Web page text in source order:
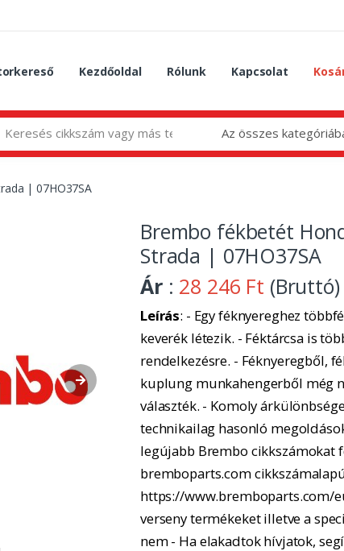
Kezdőoldal Rólunk Kapcsolat
Az összes
| 07HO37SA
Brembo fékbetét
Strada | 07HO37SA
Ár : 28 246 Ft (Bruttó)
Leírás: - Egy féknyereghez
keverék létezik. - Féktárcsa is
rendelkezésre. - Féknyeregből,
kuplung munkahengerből még
választék. - Komoly
technikailag hasonló
legújabb Brembo cikkszámokat
bremboparts.com
https://www.bremboparts.com/
verseny termékeket illetve a
nem - Ha elakadtok hívjatok,